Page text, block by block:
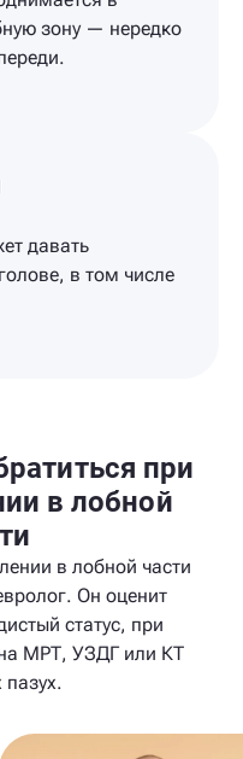
зону — нередко
давать
в том числе
при
в лобной
в лобной части
Он оценит
статус, при
МРТ, УЗДГ или КТ
пазух.